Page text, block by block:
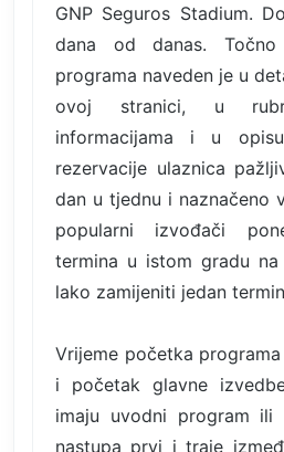
GNP Seguros Stadium.
dana od danas.
programa naveden je u
ovoj stranici, u
informacijama i u
rezervacije ulaznica
dan u tjednu i naznačeno
popularni izvođači
termina u istom gradu
lako zamijeniti jedan
Vrijeme početka
i početak glavne
imaju uvodni program ili
nastupa prvi i traje